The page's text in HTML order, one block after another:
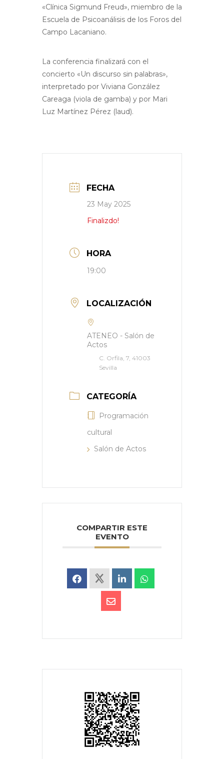
«Clínica Sigmund Freud», miembro de la
Escuela de Psicoanálisis de los Foros del
Campo Lacaniano.
La conferencia finalizará con el
concierto «Un discurso sin palabras»,
interpretado por Viviana González
Careaga (viola de gamba) y por Mari
Luz Martínez Pérez (laud).
FECHA
23 May 2025
Finalizdo!
HORA
19:00
LOCALIZACIÓN
ATENEO - Salón de
Actos
C. Orfila, 7, 41003
Sevilla
CATEGORÍA
Programación
cultural
Salón de Actos
COMPARTIR ESTE
EVENTO